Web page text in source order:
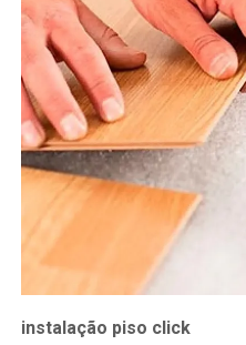
instalação piso click